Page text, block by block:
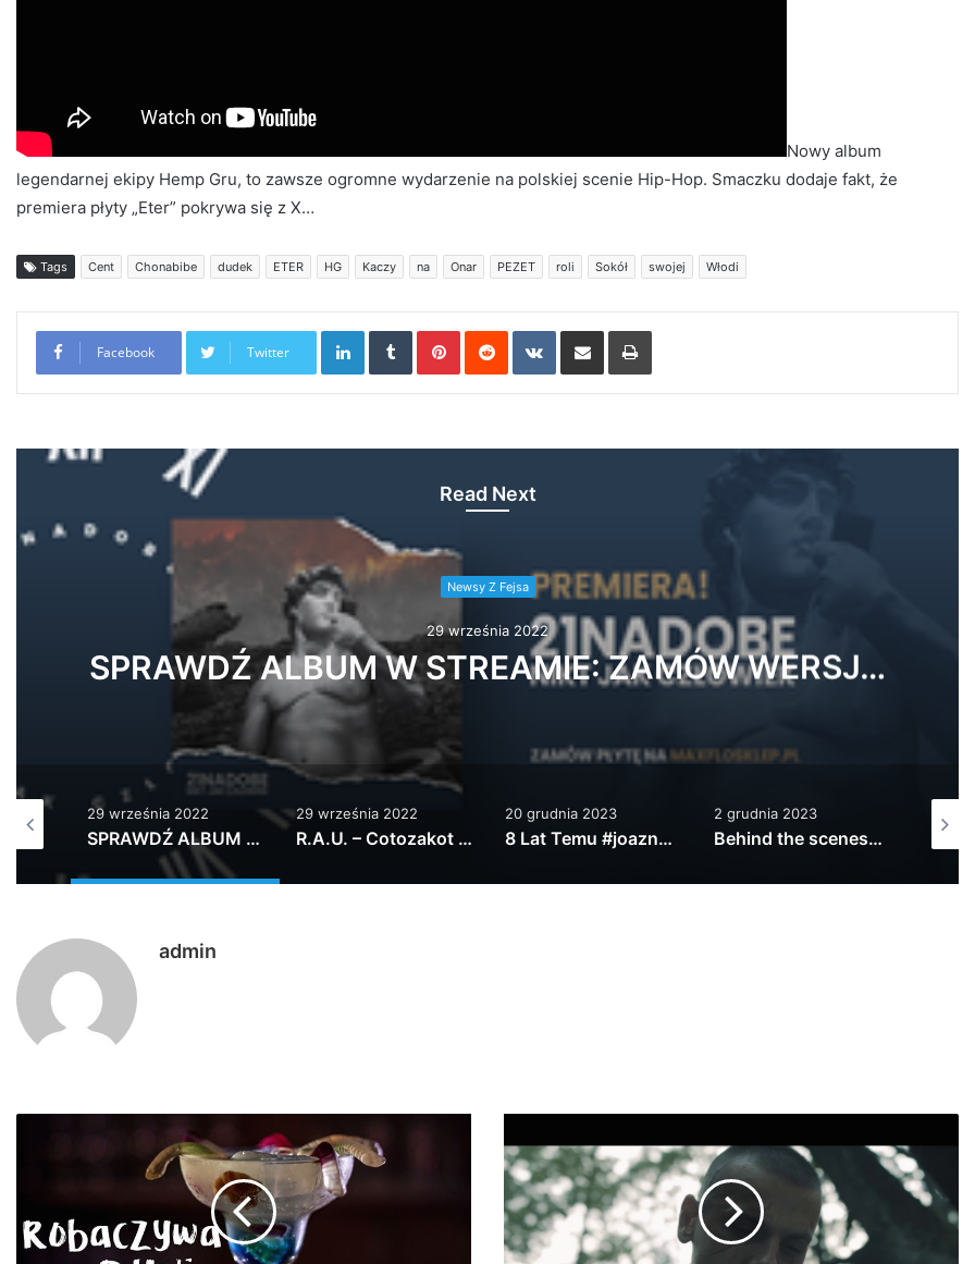
Nowy album
legendarnej ekipy Hemp Gru, to zawsze ogromne wydarzenie na polskiej scenie Hip-Hop. Smaczku dodaje fakt, że
premiera płyty „Eter” pokrywa się z X…
Tags Cent Chonabibe dudek ETER HG Kaczy na Onar PEZET roli Sokół swojej Włodi
Facebook Twitter
LinkedInTumblrPinterestReddit VKontakte
Share via Email Print
Read Next
29 września 2022
R.A.U. – Cotozakot feat. Aleksandra Kasprzyk –
Klaser vol.2
29 września 2022
R.A.U. – Cotozakot feat. Aleksandra Kasprzyk – Klaser vol.2
20 grudnia 2023
8 Lat Temu #joaznupia Nowy Sztigar Nad…
2 grudnia 2023
Behind the scenes…. z planu klipu Kała…
20 listopada 2023
MiejskiKruk-Chcesz wiedzieć co tu się dzieje? prod.MiejskiKruk feat: DjLeonidas TELEDYSK 2018
22
admin